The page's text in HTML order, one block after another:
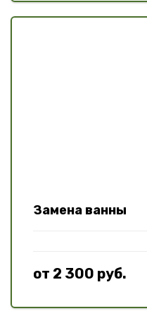
Замена ванны
от 2 300 руб.